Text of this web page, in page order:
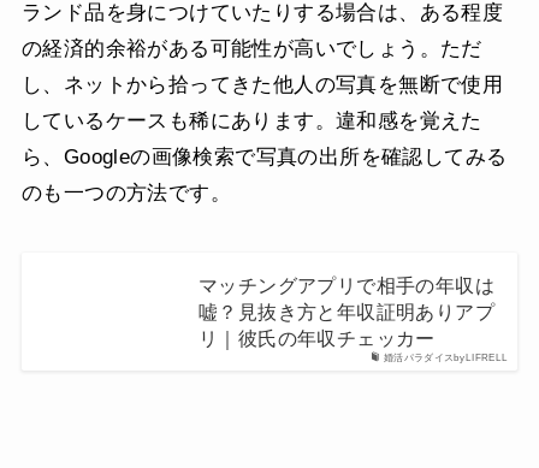
ランド品を身につけていたりする場合は、ある程度
の経済的余裕がある可能性が高いでしょう。ただ
し、ネットから拾ってきた他人の写真を無断で使用
しているケースも稀にあります。違和感を覚えた
ら、Googleの画像検索で写真の出所を確認してみる
のも一つの方法です。
婚活パラダイスbyLIFRELL
マッチングアプリで相手の年収は
嘘？見抜き方と年収証明ありアプ
リ｜彼氏の年収チェッカー